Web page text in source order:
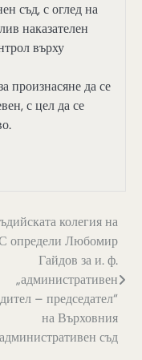
съд, с оглед на
наказателен
върху
произнасяне да се
с цел да се
колегия на
определи Любомир
Гайдов за и. ф.
„административен
– председател“
на Върховния
административен съд